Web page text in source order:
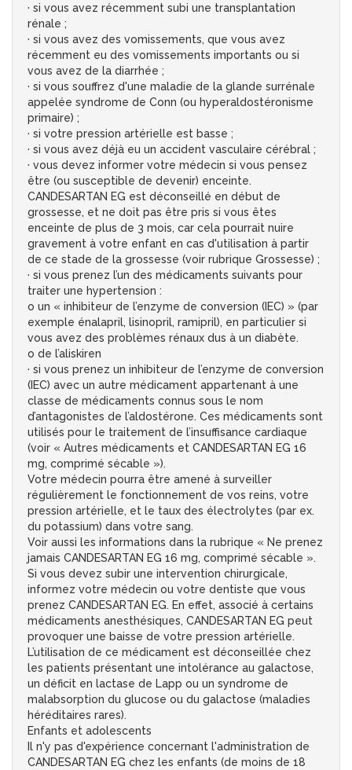
· si vous avez récemment subi une transplantation
rénale ;
· si vous avez des vomissements, que vous avez
récemment eu des vomissements importants ou si
vous avez de la diarrhée ;
· si vous souffrez d'une maladie de la glande surrénale
appelée syndrome de Conn (ou hyperaldostéronisme
primaire) ;
· si votre pression artérielle est basse ;
· si vous avez déjà eu un accident vasculaire cérébral ;
· vous devez informer votre médecin si vous pensez
être (ou susceptible de devenir) enceinte.
CANDESARTAN EG est déconseillé en début de
grossesse, et ne doit pas être pris si vous êtes
enceinte de plus de 3 mois, car cela pourrait nuire
gravement à votre enfant en cas d'utilisation à partir
de ce stade de la grossesse (voir rubrique Grossesse) ;
· si vous prenez l’un des médicaments suivants pour
traiter une hypertension :
o un « inhibiteur de l’enzyme de conversion (IEC) » (par
exemple énalapril, lisinopril, ramipril), en particulier si
vous avez des problèmes rénaux dus à un diabète.
o de l’aliskiren
· si vous prenez un inhibiteur de l’enzyme de conversion
(IEC) avec un autre médicament appartenant à une
classe de médicaments connus sous le nom
d’antagonistes de l’aldostérone. Ces médicaments sont
utilisés pour le traitement de l’insuffisance cardiaque
(voir « Autres médicaments et CANDESARTAN EG 16
mg, comprimé sécable »).
Votre médecin pourra être amené à surveiller
régulièrement le fonctionnement de vos reins, votre
pression artérielle, et le taux des électrolytes (par ex.
du potassium) dans votre sang.
Voir aussi les informations dans la rubrique « Ne prenez
jamais CANDESARTAN EG 16 mg, comprimé sécable ».
Si vous devez subir une intervention chirurgicale,
informez votre médecin ou votre dentiste que vous
prenez CANDESARTAN EG. En effet, associé à certains
médicaments anesthésiques, CANDESARTAN EG peut
provoquer une baisse de votre pression artérielle.
L’utilisation de ce médicament est déconseillée chez
les patients présentant une intolérance au galactose,
un déficit en lactase de Lapp ou un syndrome de
malabsorption du glucose ou du galactose (maladies
héréditaires rares).
Enfants et adolescents
Il n'y pas d'expérience concernant l'administration de
CANDESARTAN EG chez les enfants (de moins de 18